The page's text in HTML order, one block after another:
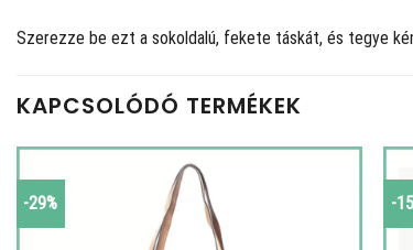
Szerezze be ezt a sokoldalú, fekete táskát, és tegye
KAPCSOLÓDÓ TERMÉKEK
-29% -